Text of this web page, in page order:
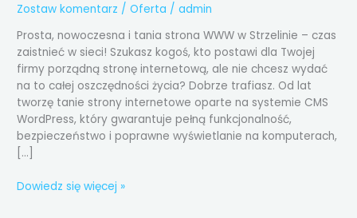
Zostaw komentarz /Oferta /admin
Prosta, nowoczesna i tania strona WWW w Strzelinie – czas
zaistnieć w sieci! Szukasz kogoś, kto postawi dla Twojej
firmy porządną stronę internetową, ale nie chcesz wydać
na to całej oszczędności życia? Dobrze trafiasz. Od lat
tworzę tanie strony internetowe oparte na systemie CMS
WordPress, który gwarantuje pełną funkcjonalność,
bezpieczeństwo i poprawne wyświetlanie na komputerach,
[…]
Dowiedz się więcej »